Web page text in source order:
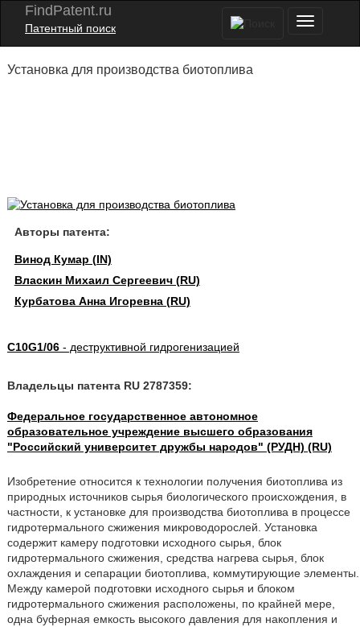
FindPatent.ru
Патентный поиск
Установка для производства биотоплива
Авторы патента:
Винод Кумар (IN)
Власкин Михаил Сергеевич (RU)
Курбатова Анна Игоревна (RU)
C10G1/06- деструктивной гидрогенизацией
Владельцы патента RU 2787359:
Федеральное государственное автономное
образовательное учреждение высшего образования
"Российский университет дружбы народов" (РУДН) (RU)
Изобретение относится к технологии получения биотоплива из
природных источников сырья биологического происхождения, в
частности, к установке для производства биотоплива в процессе
гидротермального сжижения микроводорослей. Установка
содержит камеру подготовки исходного сырья, блок
гидротермального сжижения, средства нагрева сырья, блок
охлаждения и сепарации биотоплива, коммутирующие элементы.
Между камерой подготовки исходного сырья и блоком
гидротермального сжижения расположены, по крайней мере,
одна буферная емкость высокого давления для накопления и